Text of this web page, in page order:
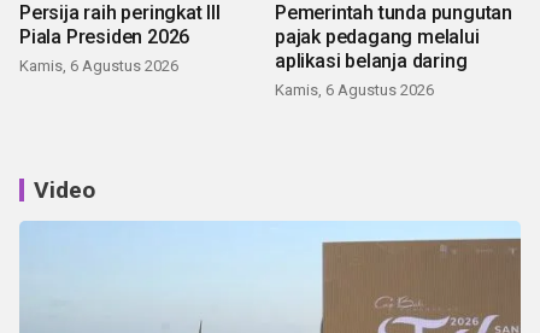
Persija raih peringkat III
Piala Presiden 2026
Kamis, 6 Agustus 2026
Pemerintah tunda pungutan
pajak pedagang melalui
aplikasi belanja daring
Kamis, 6 Agustus 2026
Video